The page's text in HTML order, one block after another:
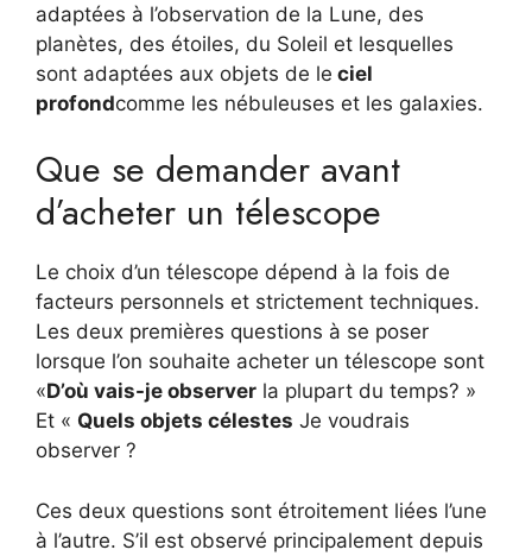
adaptées à l’observation de la Lune, des
planètes, des étoiles, du Soleil et lesquelles
sont adaptées aux objets de le ciel
profondcomme les nébuleuses et les galaxies.
Que se demander avant
d’acheter un télescope
Le choix d’un télescope dépend à la fois de
facteurs personnels et strictement techniques.
Les deux premières questions à se poser
lorsque l’on souhaite acheter un télescope sont
«D’où vais-je observer la plupart du temps? »
Et « Quels objets célestes Je voudrais
observer ?
Ces deux questions sont étroitement liées l’une
à l’autre. S’il est observé principalement depuis